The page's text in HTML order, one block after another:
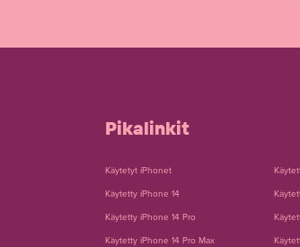
Pikalinkit
Käytetyt iPhonet
Käytetty iPhone 14
Käytetty iPhone 14 Pro
Käytetty iPhone 14 Pro Max